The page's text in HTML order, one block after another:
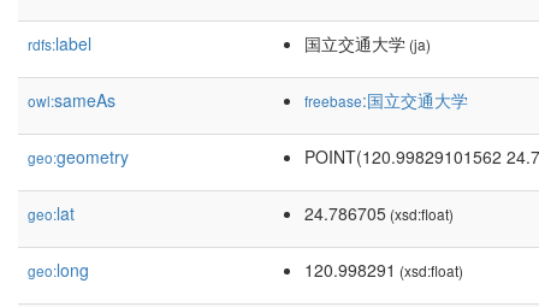
rdfs:label 国立交通大学 (ja)
owl:sameAs freebase:国立交通大学
geo:geometry POINT(120.99829101562
geo:lat 24.786705 (xsd:float)
geo:long 120.998291 (xsd:float)